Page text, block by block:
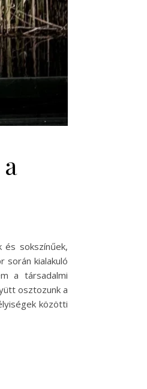
sokszínűek,
során kialakuló
a társadalmi
osztozunk a
közötti